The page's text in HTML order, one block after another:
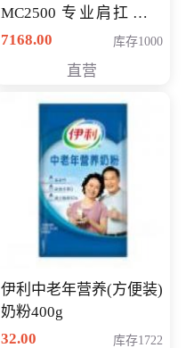
MC2500 专业肩扛式存
储卡全高清摄录一体机
清入门级摄像机
7168.00 库存1000
直营
伊利中老年营养(方便装)
奶粉400g
32.00
库存1722